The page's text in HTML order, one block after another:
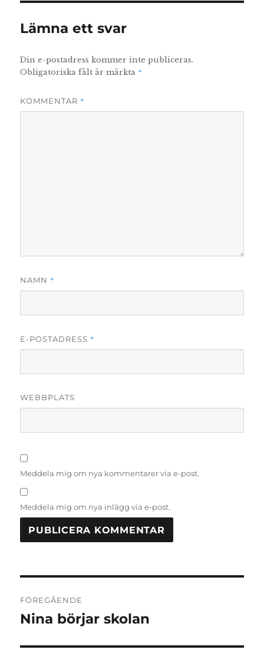
Lämna ett svar
Din e-postadress kommer inte publiceras.
Obligatoriska fält är märkta *
KOMMENTAR *
NAMN *
E-POSTADRESS *
WEBBPLATS
Meddela mig om nya kommentarer via e-post.
Meddela mig om nya inlägg via e-post.
FÖREGÅENDE
Föregående
Nina börjar skolan